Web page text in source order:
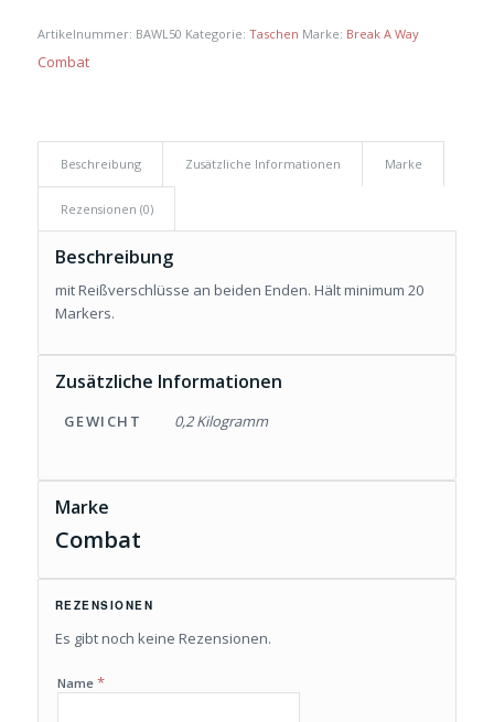
Artikelnummer: BAWL50 Kategorie: Taschen Marke: Break A Way
Combat
Beschreibung Zusätzliche Informationen Marke
Rezensionen (0)
Beschreibung
mit Reißverschlüsse an beiden Enden. Hält minimum 20
Markers.
Zusätzliche Informationen
GEWICHT 0,2 Kilogramm
Marke
Combat
REZENSIONEN
Es gibt noch keine Rezensionen.
Name *